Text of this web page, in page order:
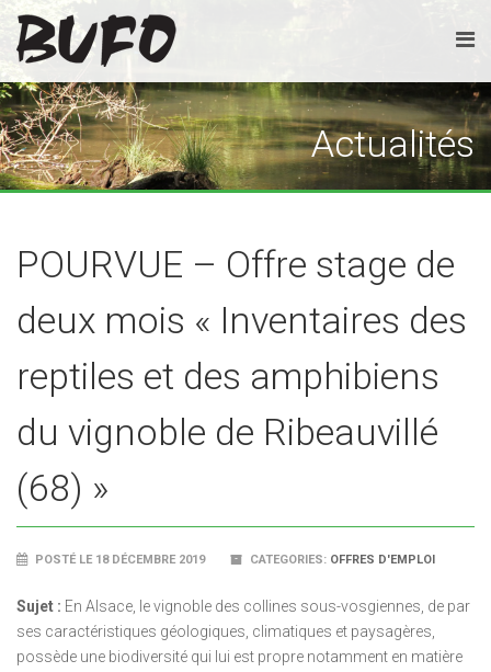
Actualités
POURVUE – Offre stage de
deux mois « Inventaires des
reptiles et des amphibiens
du vignoble de Ribeauvillé
(68) »
POSTÉ LE 18 DÉCEMBRE 2019 CATEGORIES: OFFRES D'EMPLOI
Sujet : En Alsace, le vignoble des collines sous-vosgiennes, de par
ses caractéristiques géologiques, climatiques et paysagères,
possède une biodiversité qui lui est propre notamment en matière